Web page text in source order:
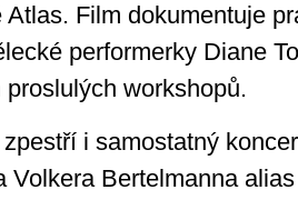
Film dokumentuje
performerky Diane
workshopů.
i samostatný
Volkera Bertelmanna